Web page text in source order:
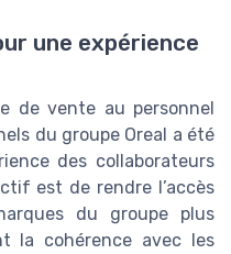
une expérience
de vente au personnel
du groupe Oreal a été
des collaborateurs
est de rendre l’accès
du groupe plus
la cohérence avec les